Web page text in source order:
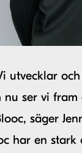
utvecklar
nu ser vi
säger
har en